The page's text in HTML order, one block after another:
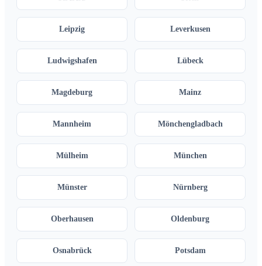
Leipzig Leverkusen
Ludwigshafen Lübeck
Magdeburg Mainz
Mannheim Mönchengladbach
Mülheim München
Münster Nürnberg
Oberhausen Oldenburg
Osnabrück Potsdam